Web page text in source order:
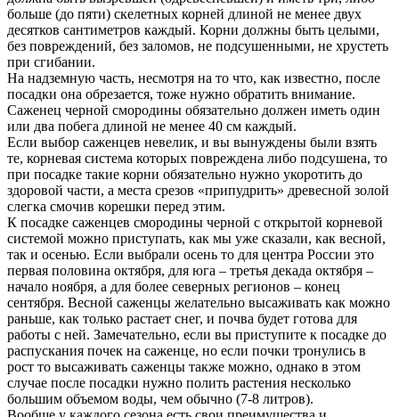
больше (до пяти) скелетных корней длиной не менее двух
десятков сантиметров каждый. Корни должны быть целыми,
без повреждений, без заломов, не подсушенными, не хрустеть
при сгибании.
На надземную часть, несмотря на то что, как известно, после
посадки она обрезается, тоже нужно обратить внимание.
Саженец черной смородины обязательно должен иметь один
или два побега длиной не менее 40 см каждый.
Если выбор саженцев невелик, и вы вынуждены были взять
те, корневая система которых повреждена либо подсушена, то
при посадке такие корни обязательно нужно укоротить до
здоровой части, а места срезов «припудрить» древесной золой
слегка смочив корешки перед этим.
К посадке саженцев смородины черной с открытой корневой
системой можно приступать, как мы уже сказали, как весной,
так и осенью. Если выбрали осень то для центра России это
первая половина октября, для юга – третья декада октября –
начало ноября, а для более северных регионов – конец
сентября. Весной саженцы желательно высаживать как можно
раньше, как только растает снег, и почва будет готова для
работы с ней. Замечательно, если вы приступите к посадке до
распускания почек на саженце, но если почки тронулись в
рост то высаживать саженцы также можно, однако в этом
случае после посадки нужно полить растения несколько
большим объемом воды, чем обычно (7-8 литров).